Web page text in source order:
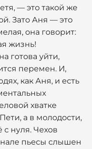
— это такой же
Зато Аня — это
она говорит:
жизнь!
готова уйти,
перемен. И,
как Аня, и есть
хватке
а в молодости,
с нуля. Чехов
пьесы слышен